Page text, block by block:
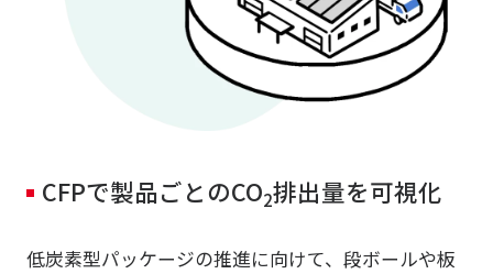
CFPで製品ごとのCO2排出量を可視化
低炭素型パッケージの推進に向けて、段ボールや板